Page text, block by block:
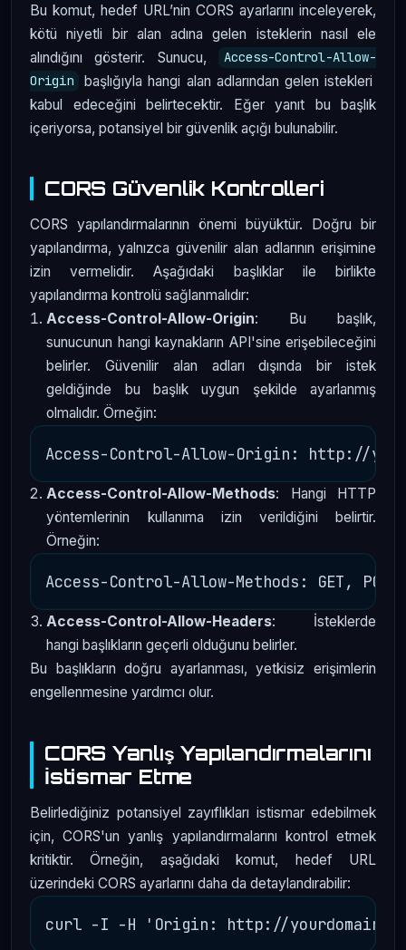
Bu komut, hedef URL’nin CORS ayarlarını inceleyerek,
kötü niyetli bir alan adına gelen isteklerin nasıl ele
alındığını gösterir. Sunucu,
Access-Control-Allow-
Origin
başlığıyla hangi alan adlarından gelen istekleri
kabul edeceğini belirtecektir. Eğer yanıt bu başlık
içeriyorsa, potansiyel bir güvenlik açığı bulunabilir.
CORS Güvenlik Kontrolleri
CORS yapılandırmalarının önemi büyüktür. Doğru bir
yapılandırma, yalnızca güvenilir alan adlarının erişimine
izin vermelidir. Aşağıdaki başlıklar ile birlikte
yapılandırma kontrolü sağlanmalıdır:
Access-Control-Allow-Origin: Bu başlık,
sunucunun hangi kaynakların API'sine erişebileceğini
belirler. Güvenilir alan adları dışında bir istek
geldiğinde bu başlık uygun şekilde ayarlanmış
olmalıdır. Örneğin:
Access-Control-Allow-Methods: Hangi HTTP
yöntemlerinin kullanıma izin verildiğini belirtir.
Örneğin:
Access-Control-Allow-Headers: İsteklerde
hangi başlıkların geçerli olduğunu belirler.
Bu başlıkların doğru ayarlanması, yetkisiz erişimlerin
engellenmesine yardımcı olur.
CORS Yanlış Yapılandırmalarını
İstismar Etme
Belirlediğiniz potansiyel zayıflıkları istismar edebilmek
için, CORS'un yanlış yapılandırmalarını kontrol etmek
kritiktir. Örneğin, aşağıdaki komut, hedef URL
üzerindeki CORS ayarlarını daha da detaylandırabilir: